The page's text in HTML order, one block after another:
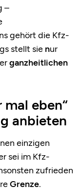
–
gehört die Kfz-
stellt sie nur
ganzheitlichen
eben“
anbieten
einzigen
sei im Kfz-
zufrieden
Grenze.